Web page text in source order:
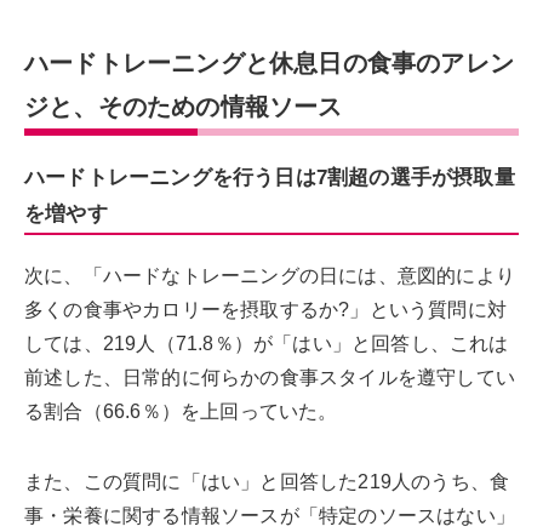
ハードトレーニングと休息日の食事のアレン
ジと、そのための情報ソース
ハードトレーニングを行う日は7割超の選手が摂取量
を増やす
次に、「ハードなトレーニングの日には、意図的により
多くの食事やカロリーを摂取するか?」という質問に対
しては、219人（71.8％）が「はい」と回答し、これは
前述した、日常的に何らかの食事スタイルを遵守してい
る割合（66.6％）を上回っていた。
また、この質問に「はい」と回答した219人のうち、食
事・栄養に関する情報ソースが「特定のソースはない」